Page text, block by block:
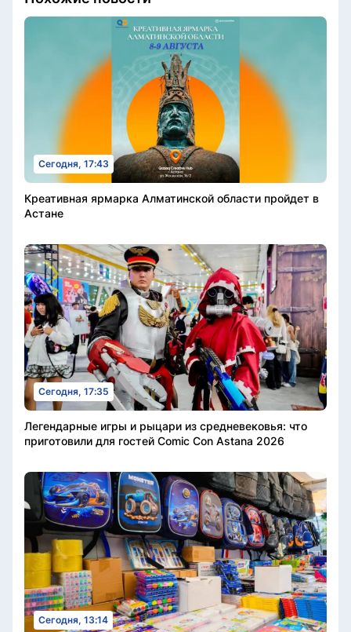
Сегодня, 17:43
Креативная ярмарка Алматинской области пройдет в
Астане
Сегодня, 17:35
Легендарные игры и рыцари из средневековья: что
приготовили для гостей Comic Con Astana 2026
Сегодня, 13:14